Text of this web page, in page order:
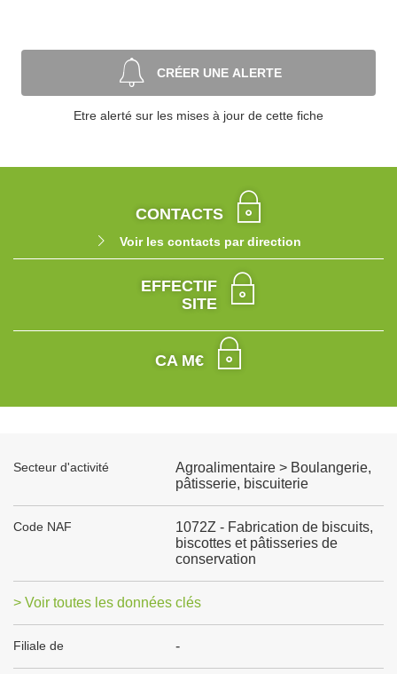
CRÉER UNE ALERTE
Etre alerté sur les mises à jour de cette fiche
CONTACTS
Voir les contacts par direction
EFFECTIF
SITE
CA M€
Secteur d'activité
Agroalimentaire > Boulangerie,
pâtisserie, biscuiterie
Code NAF
1072Z - Fabrication de biscuits,
biscottes et pâtisseries de
conservation
> Voir toutes les données clés
Filiale de -